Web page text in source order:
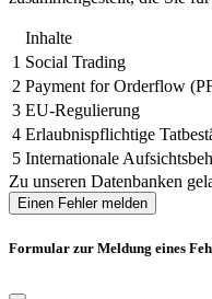
Inhalte
1 Social Trading
2 Payment for Orderflow
3 EU-Regulierung
4 Erlaubnispflichtige
5 Internationale
Zu unseren Datenbanken
Einen Fehler melden
Formular zur Meldung eines